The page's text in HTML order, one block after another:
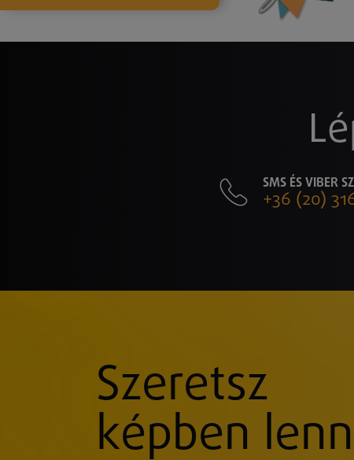
SMS ÉS VIBER
+36 (20)
Szeretsz
képben